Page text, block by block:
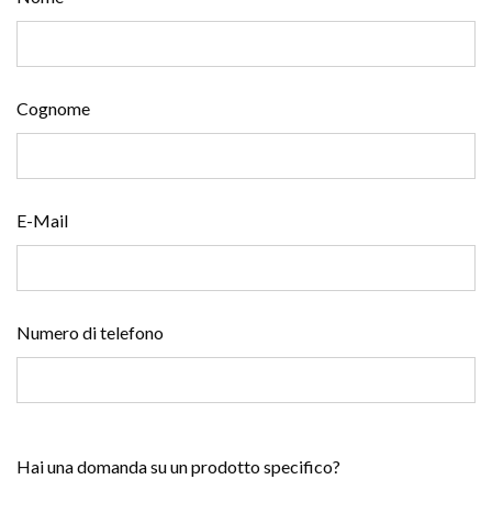
Cognome
E-Mail
Numero di telefono
Hai una domanda su un prodotto specifico?